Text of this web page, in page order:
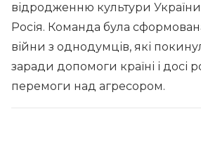
відродженню культури
Росія. Команда була
війни з однодумців, які
заради допомоги країні і досі
перемоги над агресором.